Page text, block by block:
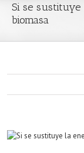
Si se sustituye
biomasa